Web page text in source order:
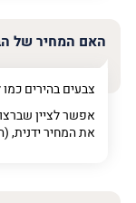
האם המחיר של
צבעים בהירים כמו לבן וקרם
אפשר לציין
את המחיר ידנית,